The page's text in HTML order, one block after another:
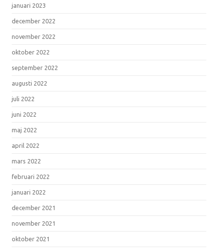
januari 2023
december 2022
november 2022
oktober 2022
september 2022
augusti 2022
juli 2022
juni 2022
maj 2022
april 2022
mars 2022
februari 2022
januari 2022
december 2021
november 2021
oktober 2021